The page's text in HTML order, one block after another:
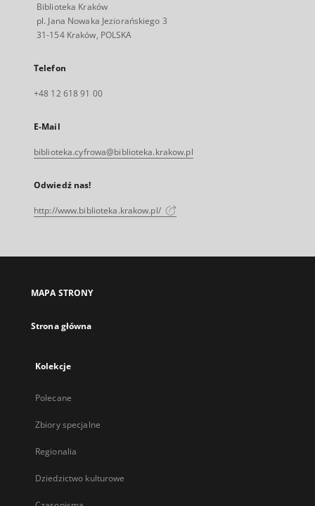
Biblioteka Kraków
pl. Jana Nowaka Jeziorańskiego 3
31-154 Kraków, POLSKA
Telefon
+48 12 618 91 00
E-Mail
biblioteka.cyfrowa@biblioteka.krakow.pl
Odwiedź nas!
http://www.biblioteka.krakow.pl/
MAPA STRONY
Strona główna
Kolekcje
Polecane
Zbiory specjalne
Regionalia
Dziedzictwo kulturowe